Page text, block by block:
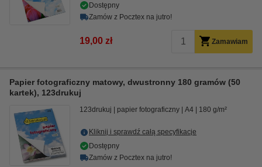
Dostępny
Zamów z Pocztex na jutro!
19,00 zł Zamawiam
Papier fotograficzny matowy, dwustronny 180 gramów (50
kartek), 123drukuj
123drukuj papier fotograficzny A4 180 g/m²
Kliknij i sprawdź całą specyfikacje
Dostępny
Zamów z Pocztex na jutro!